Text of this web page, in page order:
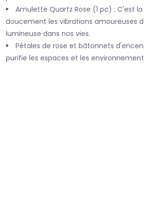
Amulette Quartz Rose (1 pc) : C'est
doucement les vibrations amoureuses
lumineuse dans nos vies.
Pétales de rose et bâtonnets
purifie les espaces et les